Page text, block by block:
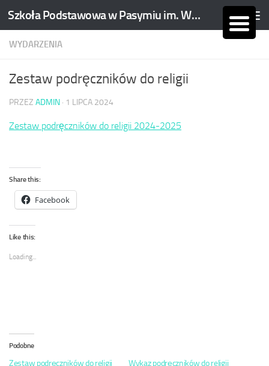
Skip to content Szkoła Podstawowa w Pasymiu im. Wojciecha Kętrzyńskiego
WYDARZENIA
Zestaw podręczników do religii
PRZEZ ADMIN · 1 LIPCA 2024
Zestaw podręczników do religii 2024-2025
Share this:
Facebook
Like this:
Loading...
Podobne
Zestaw podręczników do religii
Wykaz podręczników do religii